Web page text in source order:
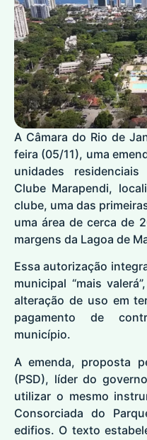
A Câmara do Rio de
feira (05/11), uma
unidades
Clube Marapendi,
clube, uma das
uma área de cerca de
margens da Lagoa de
Essa autorização
municipal “mais
alteração de uso em
pagamento de
município.
A emenda, proposta
(PSD), líder do
utilizar o mesmo
Consorciada do
edifios. O texto